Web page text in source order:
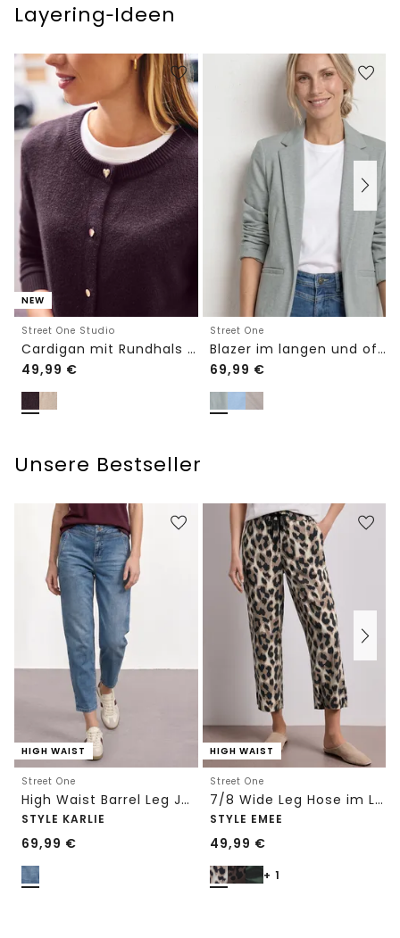
Layering‑Ideen
NEW
Street One Studio
Cardigan mit Rundhals und Knöpfen
49,99 €
Street One
Blazer im langen und offenen Schnitt
69,99 €
Unsere Bestseller
HIGH WAIST
Street One
High Waist Barrel Leg Jeans im Loose Fit
STYLE KARLIE
69,99 €
HIGH WAIST
Street One
7/8 Wide Leg Hose im Loose Fit mit Print
STYLE EMEE
49,99 €
+ 1